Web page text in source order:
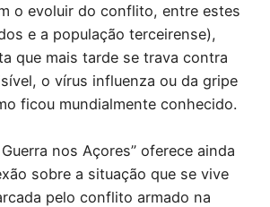
o evoluir do conflito, entre estes
e a população terceirense),
que mais tarde se trava contra
o vírus influenza ou da gripe
ficou mundialmente conhecido.
nos Açores” oferece ainda
sobre a situação que se vive
pelo conflito armado na